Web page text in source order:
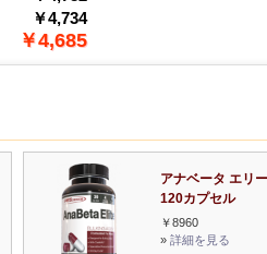
￥4,734
￥4,685
アナベータ エリ
120カプセル
￥8960
» 詳細を見る